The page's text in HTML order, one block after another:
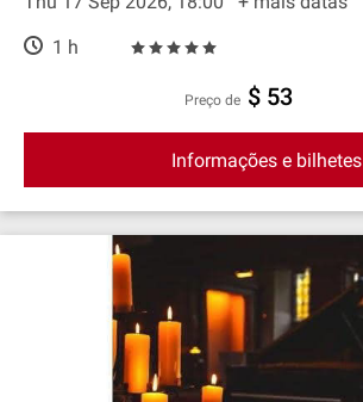
1 h
preço de $ 53
Informações e bilhetes